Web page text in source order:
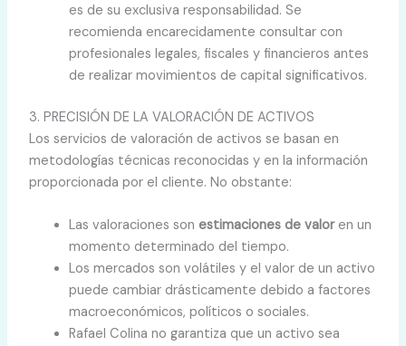
es de su exclusiva responsabilidad. Se
recomienda encarecidamente consultar con
profesionales legales, fiscales y financieros antes
de realizar movimientos de capital significativos.
3. PRECISIÓN DE LA VALORACIÓN DE ACTIVOS
Los servicios de valoración de activos se basan en
metodologías técnicas reconocidas y en la información
proporcionada por el cliente. No obstante:
Las valoraciones sonestimaciones de valoren un
momento determinado del tiempo.
Los mercados son volátiles y el valor de un activo
puede cambiar drásticamente debido a factores
macroeconómicos, políticos o sociales.
Rafael Colina no garantiza que un activo sea